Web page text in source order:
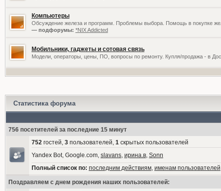
Компьютеры
Обсуждение железа и программ. Проблемы выбора. Помощь в покупке
— подфорумы: *NIX Addicted
Мобильники, гаджеты и сотовая связь
Модели, операторы, цены, ПО, вопросы по ремонту. Купля/продажа - в
Статистика форума
756 посетителей за последние 15 минут
752гостей, 3пользователей, 1скрытых пользователей
Yandex Bot, Google.com, slavans, ирина.в, Sonn
Полный список по: последним действиям, именам пользователей
Поздравляем с днем рождения наших пользователей: